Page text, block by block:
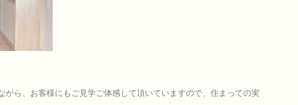
ら、お客様にもご見学ご体感して頂いていますので、住まっての実